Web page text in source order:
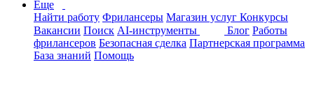
Еще
Найти работу Фрилансеры Магазин услуг Конкурсы
Вакансии Поиск AI-инструменты Блог Работы
фрилансеров Безопасная сделка Партнерская программа
База знаний Помощь